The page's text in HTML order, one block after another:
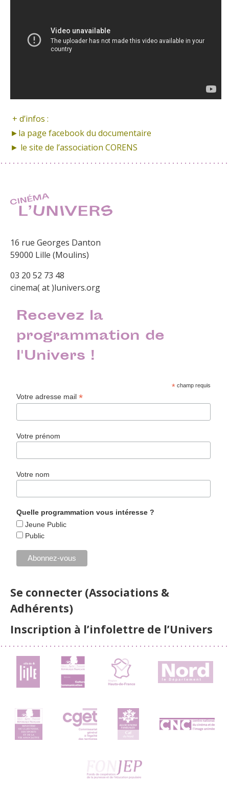
+ d’infos :
►la page facebook du documentaire
► le site de l’association CORENS
16 rue Georges Danton
59000 Lille (Moulins)
03 20 52 73 48
cinema( at )lunivers.org
Recevez la
programmation de
l'Univers !
* champ requis
Votre adresse mail*
Votre prénom
Votre nom
Quelle programmation vous intéresse ?
Jeune Public
Public
Se connecter (Associations &
Adhérents)
Inscription à l’infolettre de l’Univers